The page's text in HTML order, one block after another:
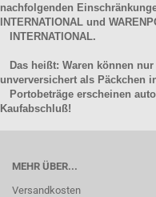
nachfolgenden
INTERNATIONAL und
INTERNATIONAL.
Das heißt: Waren können
unverversichert als Päckchen
Portobeträge erscheinen
Kaufabschluß!
MEHR ÜBER...
Versandkosten